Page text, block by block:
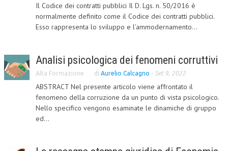
TRANSFER PRICING
PRASSI
TRIBUTARIA
GIURISPRUDENZA
COSTITUZIONALE
Il Codice dei contratti pubblici Il D. Lgs. n. 50/2016 è
normalmente definito come il Codice dei contratti pubblici.
Esso rappresenta lo sviluppo e l’ammodernamento...
Analisi psicologica dei fenomeni corruttivi
Alta Formazione di Aurelio Calcagno - Set 9, 2022
ABSTRACT Nel presente articolo viene affrontato il
fenomeno della corruzione da un punto di vista psicologico.
Nello specifico vengono esaminate le dinamiche di gruppo
ed...